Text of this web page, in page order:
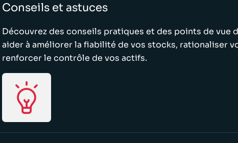
Conseils et astuces
Découvrez des conseils pratiques et des points de vue
aider à améliorer la fiabilité de vos stocks, rationaliser
renforcer le contrôle de vos actifs.